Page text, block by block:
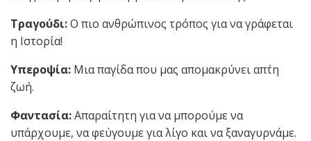
Τραγούδι:Ο πιο ανθρώπινος τρόπος για να γράφεται
η Ιστορία!
Υπεροψία: Μια παγίδα που μας απομακρύνει απ΄τη
ζωή.
Φαντασία:Απαραίτητη για να μπορούμε να
υπάρχουμε, να φεύγουμε για λίγο και να ξαναγυρνάμε.